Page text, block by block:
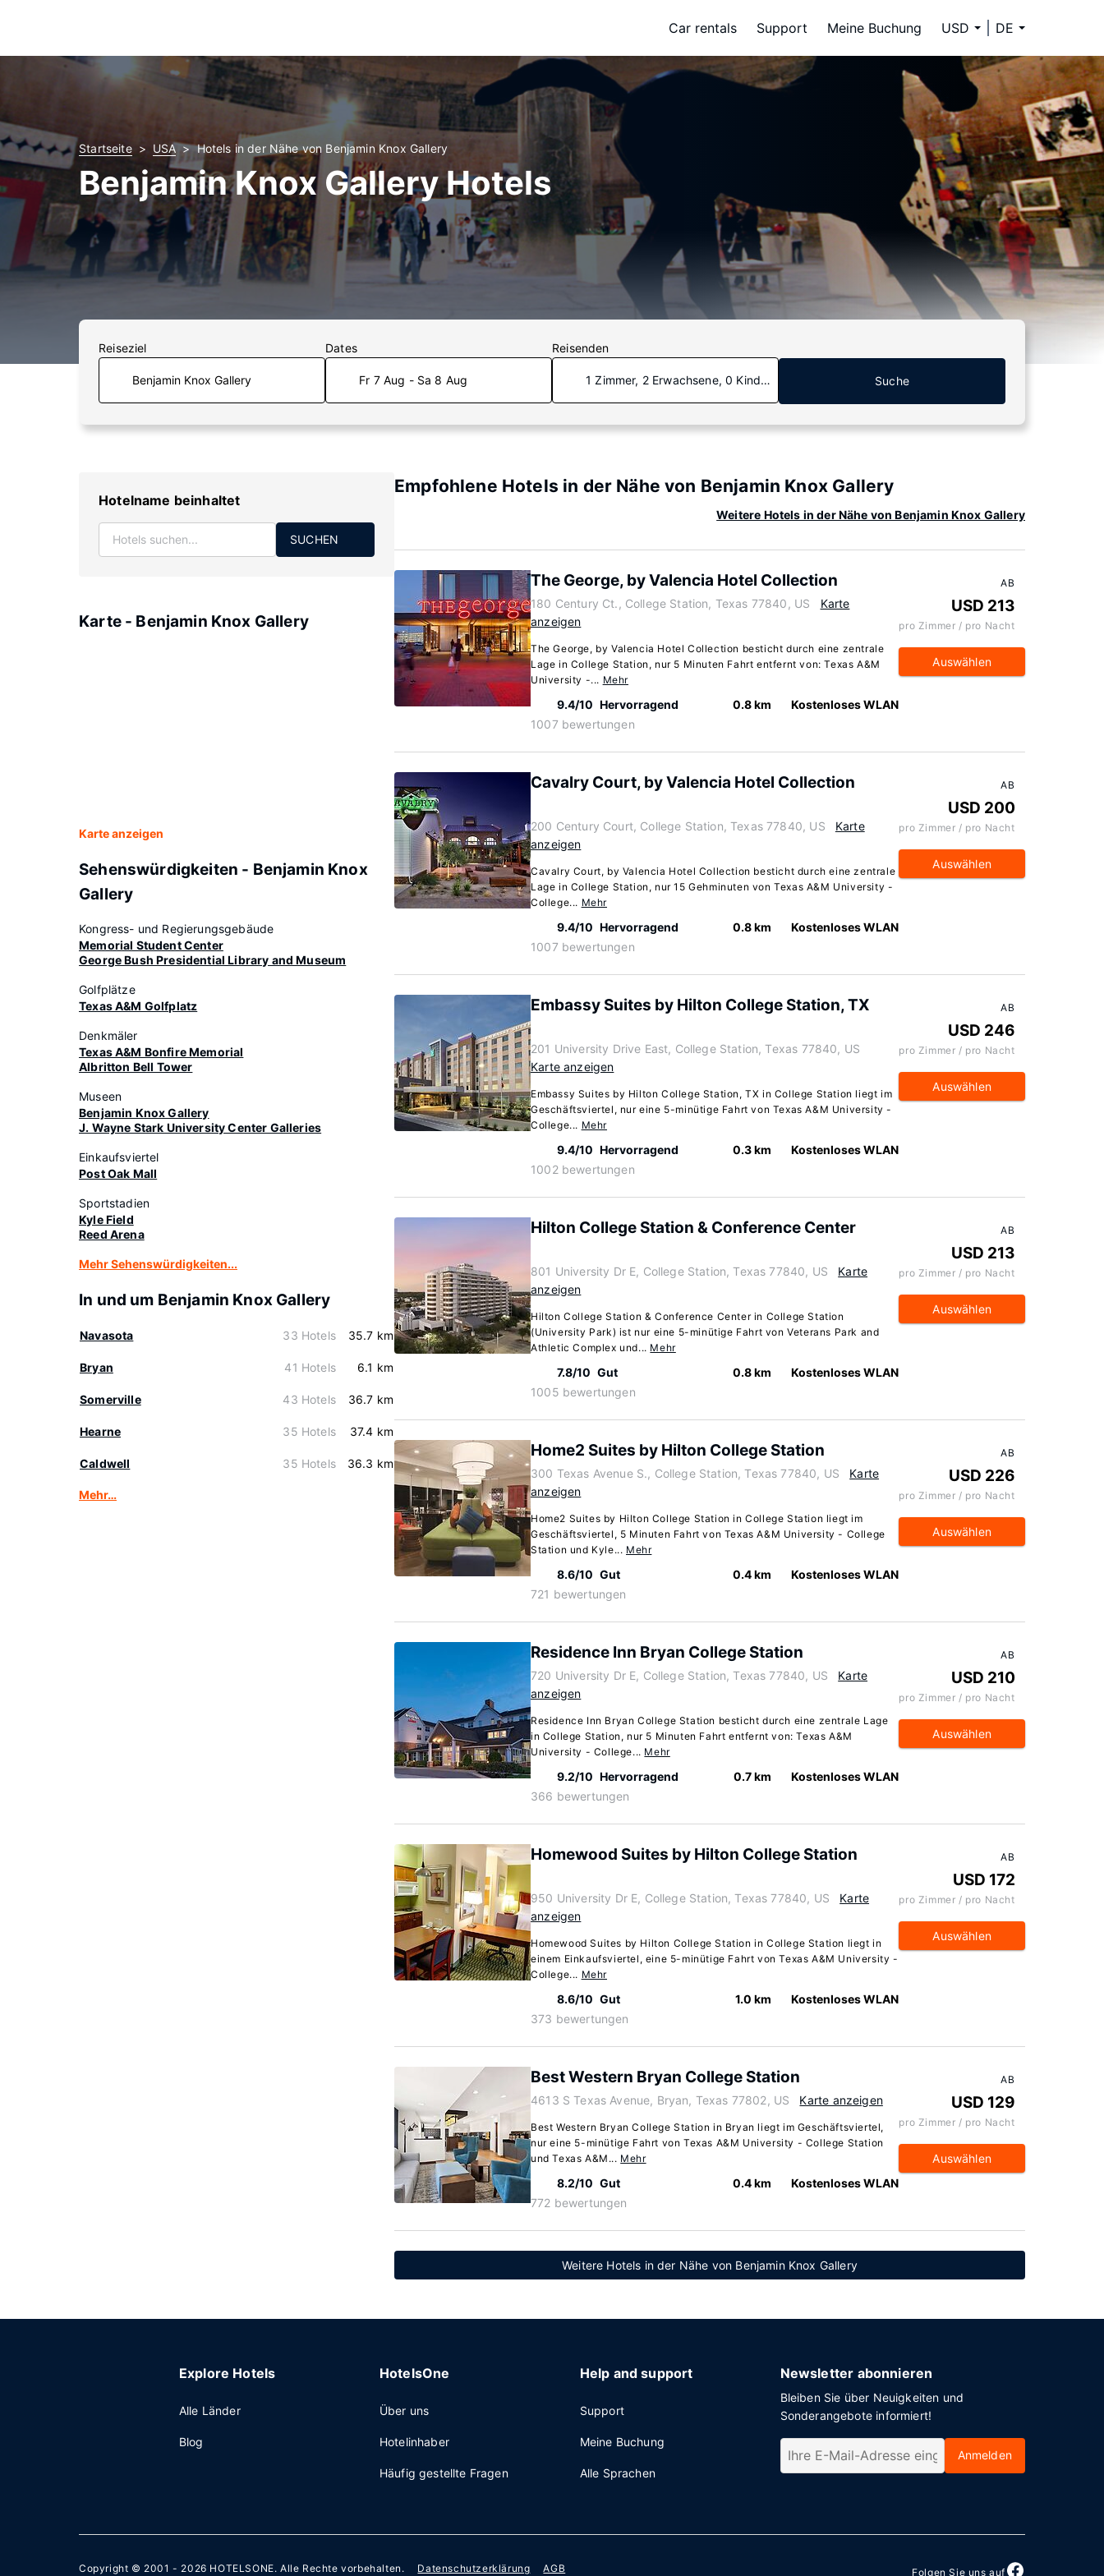
Car rentals Support Meine Buchung USD DE
Startseite USA Hotels in der Nähe von Benjamin Knox Gallery
Benjamin Knox Gallery Hotels
Reiseziel Dates
Fr 7 Aug - Sa 8 Aug
Reisenden
1 Zimmer, 2 Erwachsene, 0 Kinder Suche
Hotelname beinhaltet
SUCHEN
Karte - Benjamin Knox Gallery
Karte anzeigen
Sehenswürdigkeiten - Benjamin Knox
Gallery
Kongress- und Regierungsgebäude
Memorial Student Center
George Bush Presidential Library and Museum
Golfplätze
Texas A&M Golfplatz
Denkmäler
Texas A&M Bonfire Memorial
Albritton Bell Tower
Museen
Benjamin Knox Gallery
J. Wayne Stark University Center Galleries
Einkaufsviertel
Post Oak Mall
Sportstadien
Kyle Field
Reed Arena
Mehr Sehenswürdigkeiten...
In und um Benjamin Knox Gallery
Navasota 33 Hotels 35.7 km
Bryan 41 Hotels 6.1 km
Somerville 43 Hotels 36.7 km
Hearne 35 Hotels 37.4 km
Caldwell 35 Hotels 36.3 km
Mehr…
Empfohlene Hotels in der Nähe von Benjamin Knox Gallery
Weitere Hotels in der Nähe von Benjamin Knox Gallery
The George, by Valencia Hotel Collection
180 Century Ct., College Station, Texas 77840, US
Karte
anzeigen
The George, by Valencia Hotel Collection besticht durch eine zentrale
Lage in College Station, nur 5 Minuten Fahrt entfernt von: Texas A&M
University -... Mehr
9.4/10 Hervorragend
1007 bewertungen
0.8 km Kostenloses WLAN
AB
USD 213
pro Zimmer / pro Nacht
Auswählen
Cavalry Court, by Valencia Hotel Collection
200 Century Court, College Station, Texas 77840, US
Karte
anzeigen
Cavalry Court, by Valencia Hotel Collection besticht durch eine zentrale
Lage in College Station, nur 15 Gehminuten von Texas A&M University -
College... Mehr
9.4/10 Hervorragend
1007 bewertungen
0.8 km Kostenloses WLAN
AB
USD 200
pro Zimmer / pro Nacht
Auswählen
Embassy Suites by Hilton College Station, TX
201 University Drive East, College Station, Texas 77840, US
Karte anzeigen
Embassy Suites by Hilton College Station, TX in College Station liegt im
Geschäftsviertel, nur eine 5-minütige Fahrt von Texas A&M University -
College... Mehr
9.4/10 Hervorragend
1002 bewertungen
0.3 km Kostenloses WLAN
AB
USD 246
pro Zimmer / pro Nacht
Auswählen
Hilton College Station & Conference Center
801 University Dr E, College Station, Texas 77840, US
Karte
anzeigen
Hilton College Station & Conference Center in College Station
(University Park) ist nur eine 5-minütige Fahrt von Veterans Park and
Athletic Complex und... Mehr
7.8/10 Gut
1005 bewertungen
0.8 km Kostenloses WLAN
AB
USD 213
pro Zimmer / pro Nacht
Auswählen
Home2 Suites by Hilton College Station
300 Texas Avenue S., College Station, Texas 77840, US
Karte
anzeigen
Home2 Suites by Hilton College Station in College Station liegt im
Geschäftsviertel, 5 Minuten Fahrt von Texas A&M University - College
Station und Kyle... Mehr
8.6/10 Gut
721 bewertungen
0.4 km Kostenloses WLAN
AB
USD 226
pro Zimmer / pro Nacht
Auswählen
Residence Inn Bryan College Station
720 University Dr E, College Station, Texas 77840, US
Karte
anzeigen
Residence Inn Bryan College Station besticht durch eine zentrale Lage
in College Station, nur 5 Minuten Fahrt entfernt von: Texas A&M
University - College... Mehr
9.2/10 Hervorragend
366 bewertungen
0.7 km Kostenloses WLAN
AB
USD 210
pro Zimmer / pro Nacht
Auswählen
Homewood Suites by Hilton College Station
950 University Dr E, College Station, Texas 77840, US
Karte
anzeigen
Homewood Suites by Hilton College Station in College Station liegt in
einem Einkaufsviertel, eine 5-minütige Fahrt von Texas A&M University -
College... Mehr
8.6/10 Gut
373 bewertungen
1.0 km Kostenloses WLAN
AB
USD 172
pro Zimmer / pro Nacht
Auswählen
Best Western Bryan College Station
4613 S Texas Avenue, Bryan, Texas 77802, US Karte anzeigen
Best Western Bryan College Station in Bryan liegt im Geschäftsviertel,
nur eine 5-minütige Fahrt von Texas A&M University - College Station
und Texas A&M... Mehr
8.2/10 Gut
772 bewertungen
0.4 km Kostenloses WLAN
AB
USD 129
pro Zimmer / pro Nacht
Auswählen
Weitere Hotels in der Nähe von Benjamin Knox Gallery
Explore Hotels
Alle Länder
Blog
HotelsOne
Über uns
Hotelinhaber
Häufig gestellte Fragen
Help and support
Support
Meine Buchung
Alle Sprachen
Newsletter abonnieren
Bleiben Sie über Neuigkeiten und
Sonderangebote informiert!
Anmelden
Copyright © 2001 - 2026 HOTELSONE. Alle Rechte vorbehalten. Datenschutzerklärung AGB Folgen Sie uns auf